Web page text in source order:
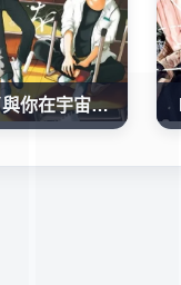
為了與你在宇宙行走